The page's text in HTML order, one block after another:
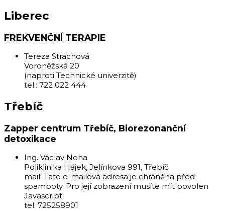
Liberec
FREKVENČNÍ TERAPIE
Tereza Strachová
Voroněžská 20
(naproti Technické univerzitě)
tel.: 722 022 444
Třebíč
Zapper centrum Třebíč, Biorezonanční
detoxikace
Ing. Václav Noha
Poliklinika Hájek, Jelínkova 991, Třebíč
mail: Tato e-mailová adresa je chráněna před
spamboty. Pro její zobrazení musíte mít povolen
Javascript.
tel. 725258901